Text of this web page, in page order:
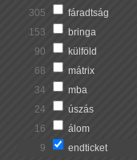
305
fáradtság
153
bringa
90
külföld
68
mátrix
34
mba
24
úszás
16
álom
9
endticket